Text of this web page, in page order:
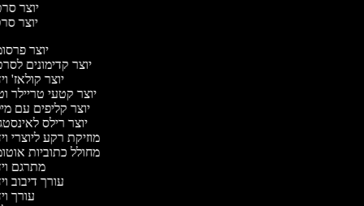
יוצר
יוצר
יוצר
יוצר קדימונים
יוצר קולאז'
יוצר קטעי טריילר
יוצר קליפים עם
יוצר רילס
מוזיקת רקע ליוצרי
מחולל כתוביות
מתרגם
עורך דיבוב
עורך